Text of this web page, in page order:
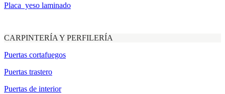
Placa yeso laminado
CARPINTERÍA Y PERFILERÍA
Puertas cortafuegos
Puertas trastero
Puertas de interior